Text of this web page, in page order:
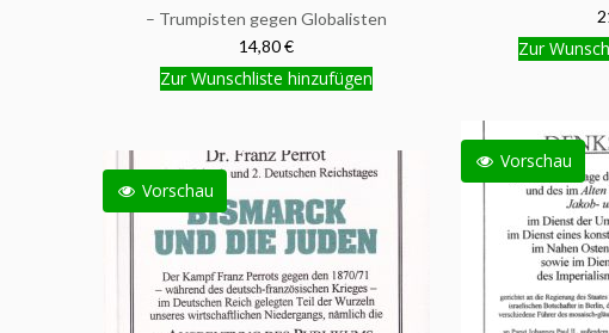
– Trumpisten gegen Globalisten
14,80 €
Zur Wunschliste hinzufügen
Zur
Vorschau
Vorschau